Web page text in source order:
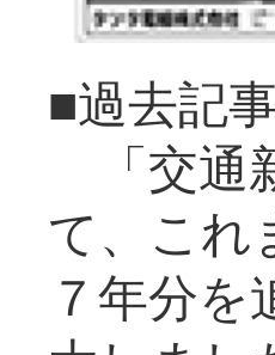
■過去記
「交通
て、これ
７年分